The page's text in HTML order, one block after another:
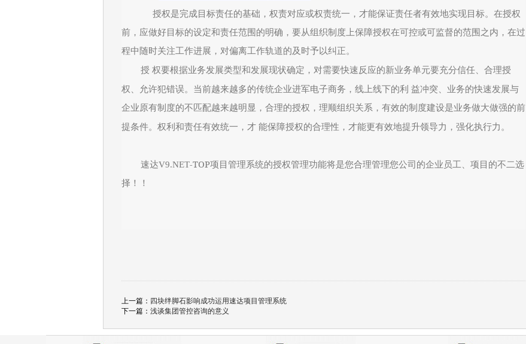
授权是完成目标责任的基础，权责对应或权责统一，才能保证责任者有效地实现目标。在授权
前，应做好目标的设定和责任范围的明确，要从组织制度上保障授权在可控或可监督的范围之内，在过
程中随时关注工作进展，对偏离工作轨道的及时予以纠正。
授 权要根据业务发展类型和发展现状确定，对需要快速反应的新业务单元要充分信任、合理授
权、允许犯错误。当前越来越多的传统企业进军电子商务，线上线下的利 益冲突、业务的快速发展与
企业原有制度的不匹配越来越明显，合理的授权，理顺组织关系，有效的制度建设是业务做大做强的前
提条件。权利和责任有效统一，才 能保障授权的合理性，才能更有效地提升领导力，强化执行力。
速达V9.NET-TOP项目管理系统的授权管理功能将是您合理管理您公司的企业员工、项目的不二选
择！！
上一篇： 四块绊脚石影响成功运用速达项目管理系统
下一篇： 浅谈集团管控咨询的意义